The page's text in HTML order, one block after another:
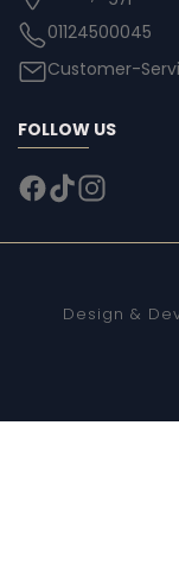
01124500045
Customer-
FOLLOW US
Design &